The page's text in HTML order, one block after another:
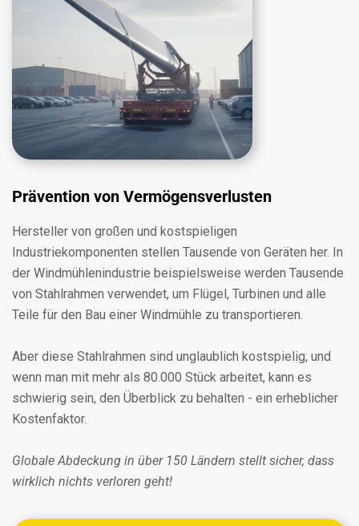
Prävention von Vermögensverlusten
Hersteller von großen und kostspieligen
Industriekomponenten stellen Tausende von Geräten her. In
der Windmühlenindustrie beispielsweise werden Tausende
von Stahlrahmen verwendet, um Flügel, Turbinen und alle
Teile für den Bau einer Windmühle zu transportieren.
Aber diese Stahlrahmen sind unglaublich kostspielig, und
wenn man mit mehr als 80.000 Stück arbeitet, kann es
schwierig sein, den Überblick zu behalten - ein erheblicher
Kostenfaktor.
Globale Abdeckung in über 150 Ländern stellt sicher, dass
wirklich nichts verloren geht!